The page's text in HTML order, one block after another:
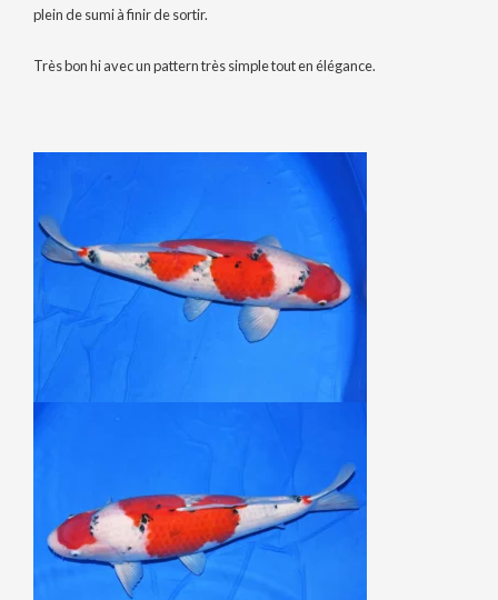
plein de sumi à finir de sortir.
Très bon hi avec un pattern très simple tout en élégance.